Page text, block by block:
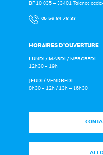
BP10 035 – 33401 Talence cedex
05 56 84 78 33
HORAIRES D’OUVERTURE
LUNDI / MARDI / MERCREDI
12h30 – 19h
JEUDI / VENDREDI
8h30 – 12h / 13h – 16h30